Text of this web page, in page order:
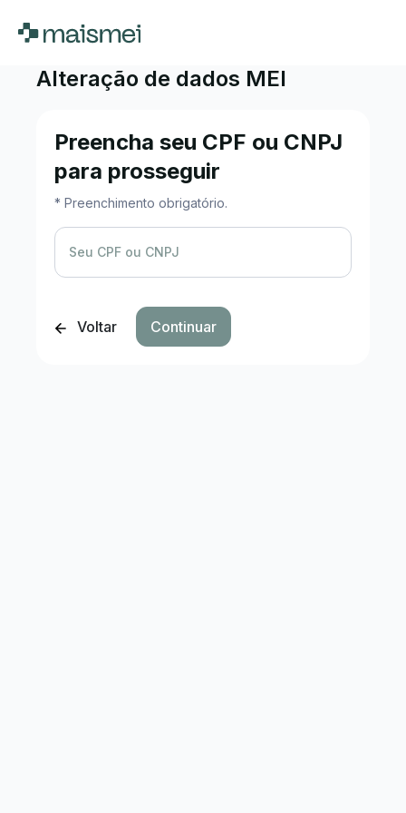
Alteração de dados MEI
Preencha seu CPF ou CNPJ
para prosseguir
* Preenchimento obrigatório.
Seu CPF ou CNPJ
Voltar Continuar